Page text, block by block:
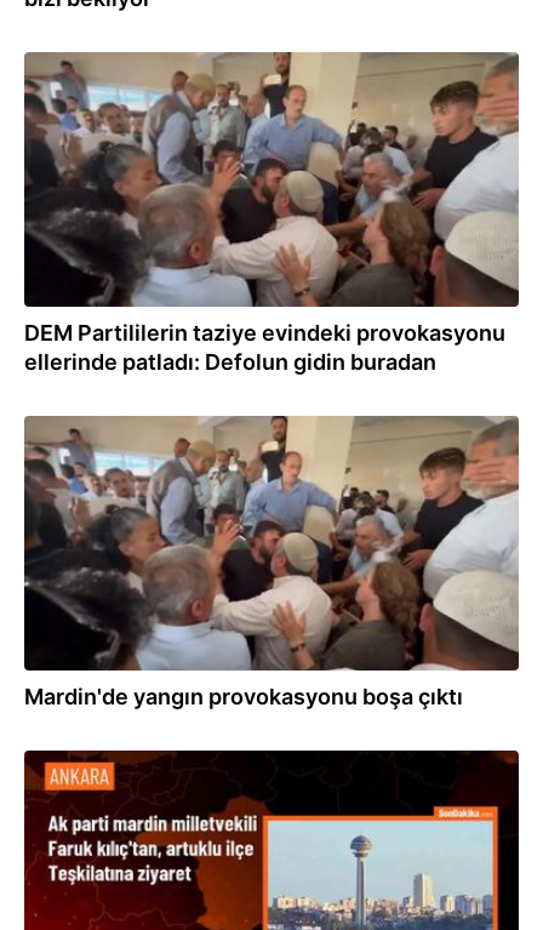
23.06.2024
DEM Partililerin taziye evindeki provokasyonu
ellerinde patladı: Defolun gidin buradan
23.06.2024
Mardin'de yangın provokasyonu boşa çıktı
28.05.2024